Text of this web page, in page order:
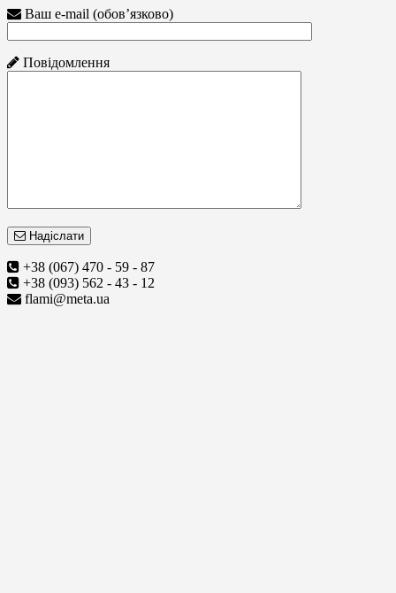
Ваш e-mail (обов’язково)
Повідомлення
Надіслати
+38 (067) 470 - 59 - 87
+38 (093) 562 - 43 - 12
flami@meta.ua